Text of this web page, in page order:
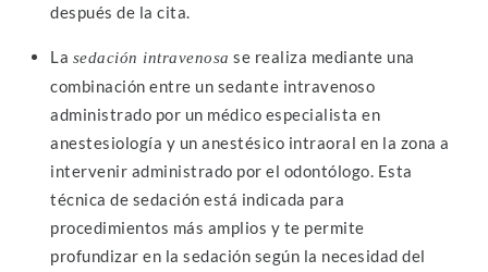
después de la cita.
La sedación intravenosa se realiza mediante una
combinación entre un sedante intravenoso
administrado por un médico especialista en
anestesiología y un anestésico intraoral en la zona a
intervenir administrado por el odontólogo. Esta
técnica de sedación está indicada para
procedimientos más amplios y te permite
profundizar en la sedación según la necesidad del